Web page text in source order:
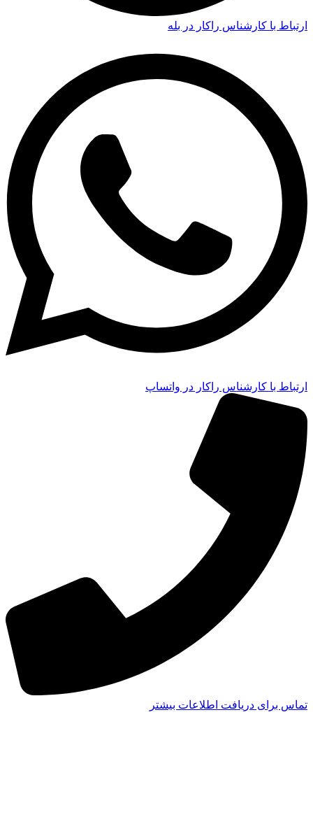
ارتباط با کارشناس راکار در بله
ارتباط با کارشناس راکار در واتساپ
تماس برای دریافت اطلاعات بیشتر